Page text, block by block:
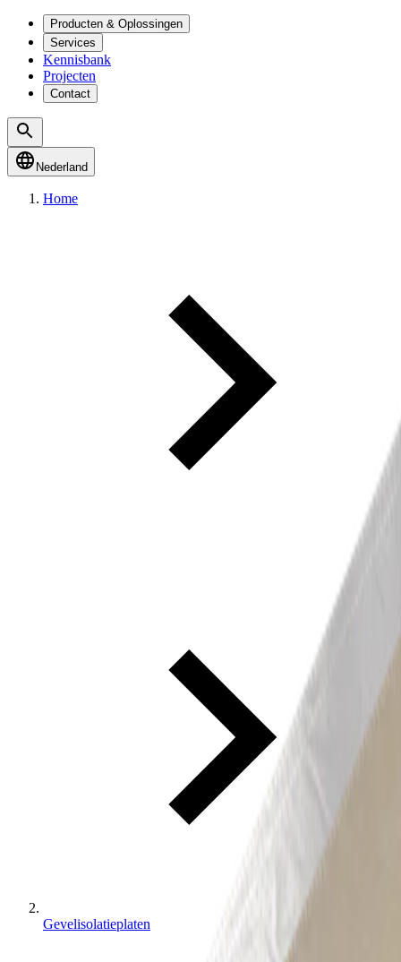
Producten & Oplossingen
Services
Kennisbank
Projecten
Contact
Nederland
Home
Gevelisolatieplaten